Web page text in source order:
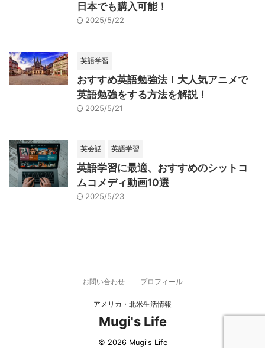
日本でも購入可能！
2025/5/22
英語学習
おすすめ英語勉強法！大人気アニメで
英語勉強をする方法を解説！
2025/5/21
英会話 英語学習
英語学習に最適、おすすめのシットコ
ムコメディ動画10選
2025/5/23
お問い合わせ プロフィール
アメリカ・北米生活情報
Mugi's Life
© 2026 Mugi's Life